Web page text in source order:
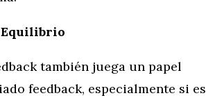
Equilibrio
también juega un papel
feedback, especialmente si es